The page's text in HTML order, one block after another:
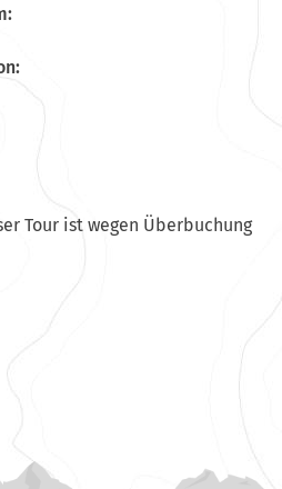
Tour ist wegen Überbuchung